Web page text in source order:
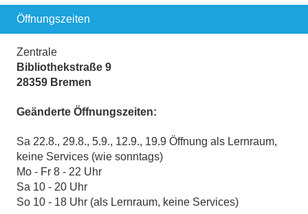
Öffnungszeiten
Zentrale
Bibliothekstraße 9
28359 Bremen
Geänderte Öffnungszeiten:
Sa 22.8., 29.8., 5.9., 12.9., 19.9 Öffnung als Lernraum,
keine Services (wie sonntags)
Mo - Fr 8 - 22 Uhr
Sa 10 - 20 Uhr
So 10 - 18 Uhr (als Lernraum, keine Services)